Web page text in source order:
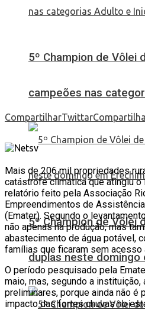
5º Champion de Vôlei
campeões nas
5º Champion de Vôlei
duplas neste domingo
CompartilharTwittar
Mais de 206 mil propriedades
catástrofe climática que atingiu o
relatório feito pela Associação
Empreendimentos de
(Emater). Segundo o
não apenas na produção, mas
abastecimento de água potável,
famílias que ficaram sem acesso
O período pesquisado pela
maio, mas, segundo a
preliminares, porque ainda não é
impacto das fortes chuvas no